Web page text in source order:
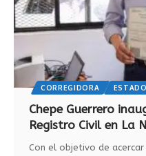
CORREGIDORA ESTADO
Chepe Guerrero
Registro Civil en La
Con el objetivo de